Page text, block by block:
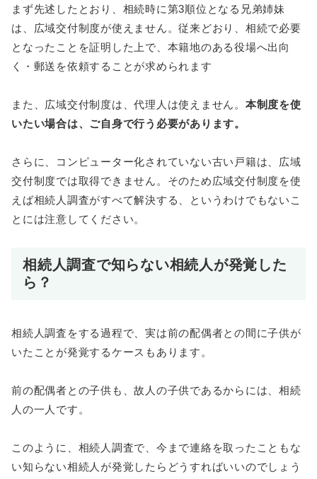
まず先述したとおり、相続時に第3順位となる兄弟姉妹
は、広域交付制度が使えません。従来どおり、相続で必要
となったことを証明した上で、本籍地のある役場へ出向
く・郵送を依頼することが求められます
また、広域交付制度は、代理人は使えません。 本制度を使
いたい場合は、ご自身で行う必要があります。
さらに、コンピューター化されていない古い戸籍は、広域
交付制度では取得できません。そのため広域交付制度を使
えば相続人調査がすべて解決する、というわけでもないこ
とには注意してください。
相続人調査で知らない相続人が発覚した
ら？
相続人調査をする過程で、実は前の配偶者との間に子供が
いたことが発覚するケースもあります。
前の配偶者との子供も、故人の子供であるからには、相続
人の一人です。
このように、相続人調査で、今まで連絡を取ったこともな
い知らない相続人が発覚したらどうすればいいのでしょう